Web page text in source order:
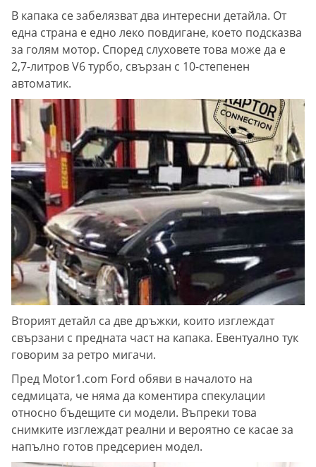
В капака се забелязват два интересни детайла. От
една страна е едно леко повдигане, което подсказва
за голям мотор. Според слуховете това може да е
2,7-литров V6 турбо, свързан с 10-степенен
автоматик.
Вторият детайл са две дръжки, които изглеждат
свързани с предната част на капака. Евентуално тук
говорим за ретро мигачи.
Пред Motor1.com Ford обяви в началото на
седмицата, че няма да коментира спекулации
относно бъдещите си модели. Въпреки това
снимките изглеждат реални и вероятно се касае за
напълно готов предсериен модел.